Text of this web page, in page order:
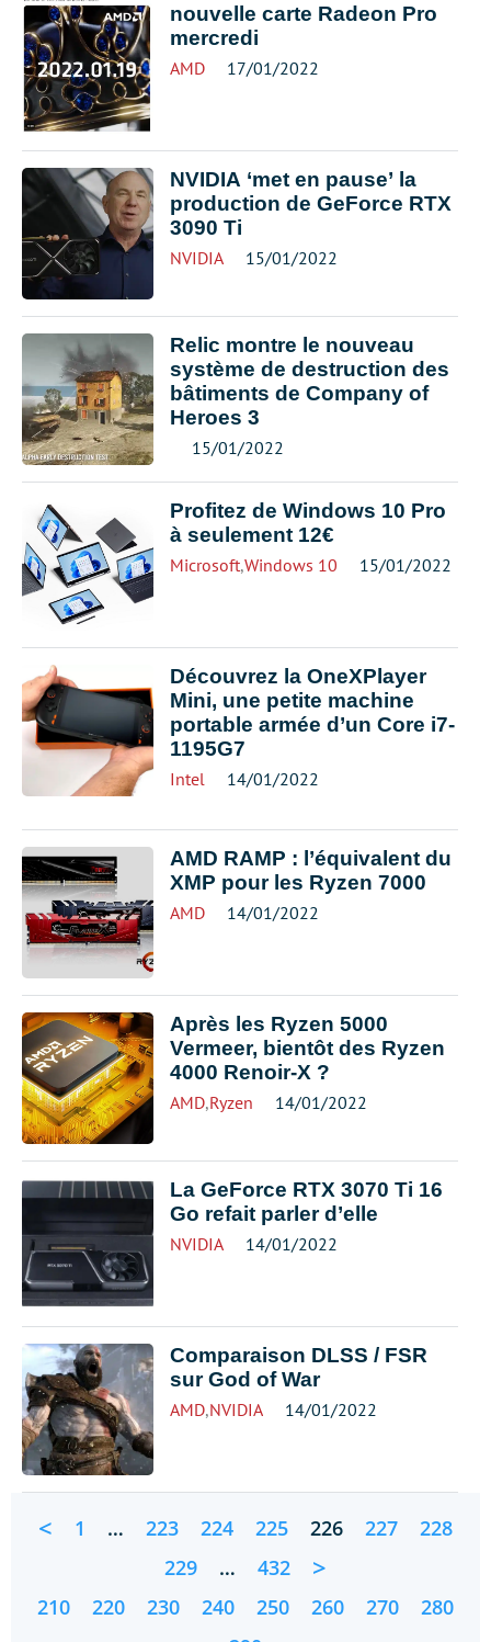
nouvelle carte Radeon Pro
mercredi
AMD 17/01/2022
NVIDIA ‘met en pause’ la
production de GeForce RTX
3090 Ti
NVIDIA 15/01/2022
Relic montre le nouveau
système de destruction des
bâtiments de Company of
Heroes 3
15/01/2022
Profitez de Windows 10 Pro
à seulement 12€
Microsoft,Windows 10 15/01/2022
Découvrez la OneXPlayer
Mini, une petite machine
portable armée d’un Core i7-
1195G7
Intel 14/01/2022
AMD RAMP : l’équivalent du
XMP pour les Ryzen 7000
AMD 14/01/2022
Après les Ryzen 5000
Vermeer, bientôt des Ryzen
4000 Renoir-X ?
AMD,Ryzen 14/01/2022
La GeForce RTX 3070 Ti 16
Go refait parler d’elle
NVIDIA 14/01/2022
Comparaison DLSS / FSR
sur God of War
AMD,NVIDIA 14/01/2022
< 1 … 223 224 225 226 227
228
229
… 432 >
210 220 230 240 250 260 270
280